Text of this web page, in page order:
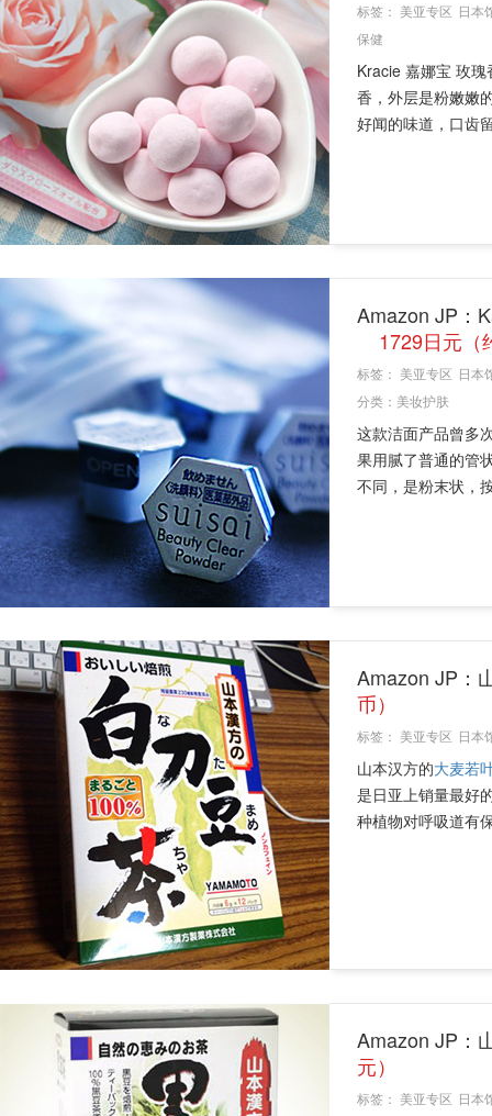
标签： 美亚专区 日本
保健
Kracie 嘉娜宝 玫
香，外层是粉嫩嫩
好闻的味道，口齿
Amazon JP：
1729日元（
标签： 美亚专区 日本
分类： 美妆护肤
这款洁面产品曾多
果用腻了普通的管
不同，是粉末状，
Amazon JP：
币）
标签： 美亚专区 日本
山本汉方的大麦若
是日亚上销量最好
种植物对呼吸道有
Amazon JP：
元）
标签： 美亚专区 日本